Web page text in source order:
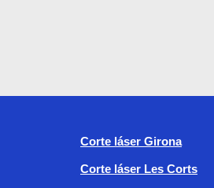
Corte láser Girona
Corte láser Les Corts